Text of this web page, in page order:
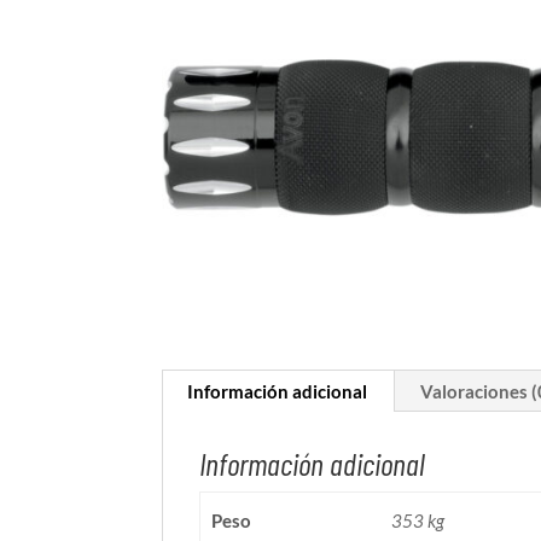
Información adicional Valoraciones
Información adicional
Peso 353 kg